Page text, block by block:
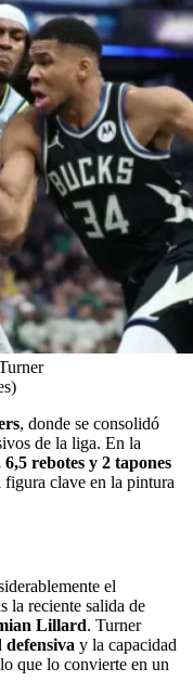
, donde se consolidó
de la liga. En la
6,5 rebotes y 2 tapones
figura clave en la pintura
el
la reciente salida de
Lillard. Turner
y la capacidad
que lo convierte en un